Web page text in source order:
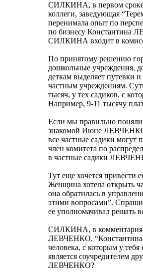
СИЛКИНА, в первом сроке
коллеги, заведующая
перенимала опыт по
по бизнесу Константина
СИЛКИНА входит в
По принятому решению
дошкольные учреждения,
деткам выделяет путевки
частным учреждениям.
тысяч, у тех садиков, с
Например, 9-11 тысячу
Если мы правильно
знакомой Июне ЛЕВЧЕНКО,
все частные садики могут
член комитета по
в частные садики
Тут еще хочется привести
Женщина хотела открыть
она обратилась в
этими вопросами”.
ее уполномачивал решать
СИЛКИНА, в комментариях
ЛЕВЧЕНКО. “Константина
человека, с которым у
является соучредителем
ЛЕВЧЕНКО?